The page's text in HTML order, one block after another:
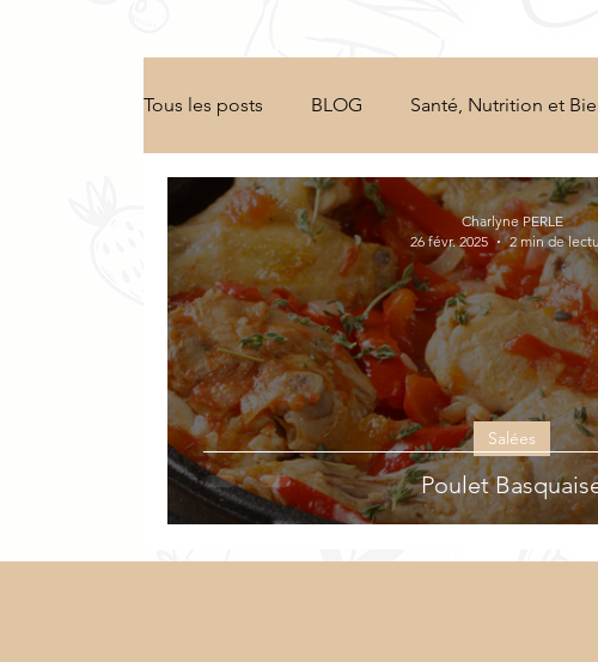
Tous les posts BLOG Santé, Nutrition et
Veloutés Sucrées Végétarien
Poulet
Salées
Charlyne PERLE
26 févr. 2025
2 min de